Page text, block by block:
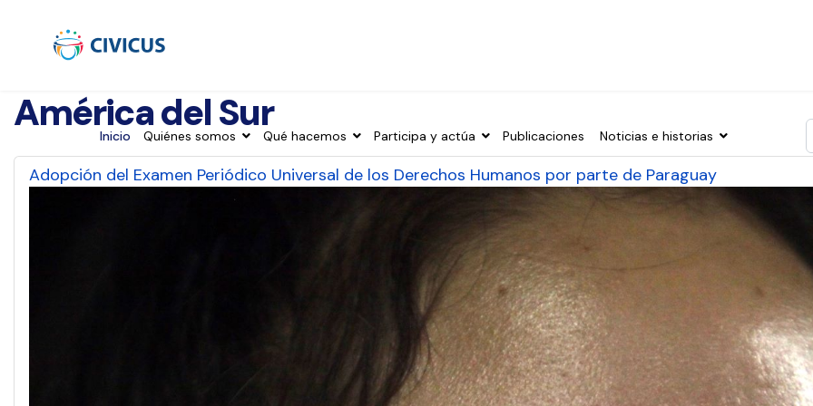
Inicio Quiénes somos Qué hacemos Participa y actúa Publicaciones Noticias e historias
América del Sur
Adopción del Examen Periódico Universal de los Derechos Humanos por parte de Paraguay